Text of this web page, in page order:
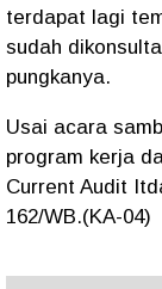
terdapat lagi
sudah
pungkanya.
Usai acara
program kerja
Current Audit
162/WB.(KA-04)